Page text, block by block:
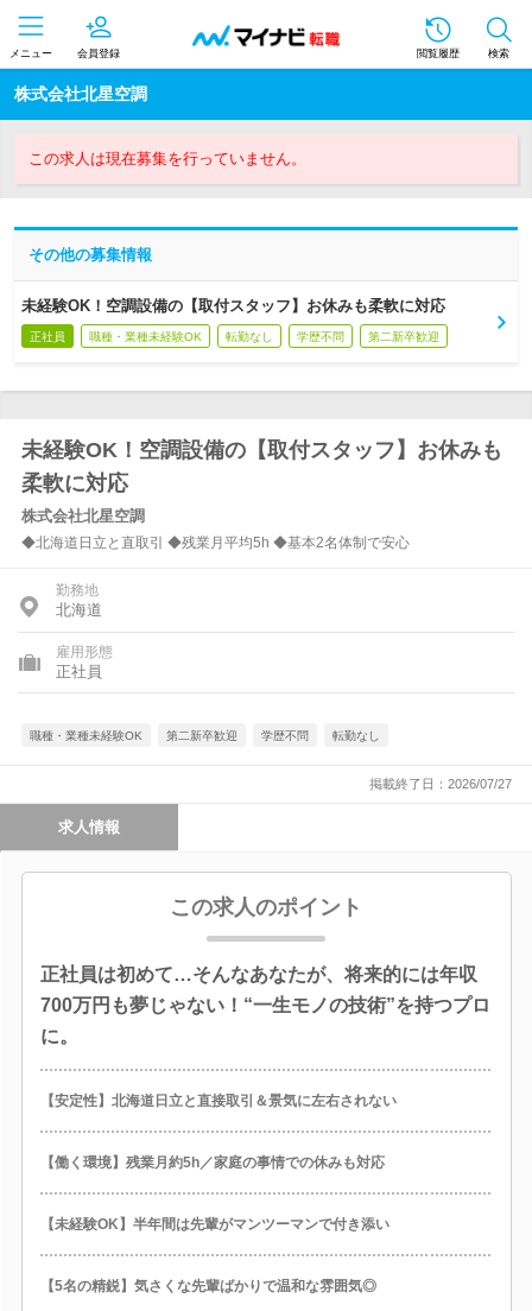
メニュー 会員登録 閲覧履歴 検索
株式会社北星空調
この求人は現在募集を行っていません。
その他の募集情報
未経験OK！空調設備の【取付スタッフ】お休みも柔軟に対応
正社員 職種・業種未経験OK 転勤なし 学歴不問 第二新卒歓迎
未経験OK！空調設備の【取付スタッフ】お休みも
柔軟に対応
株式会社北星空調
◆北海道日立と直取引 ◆残業月平均5h ◆基本2名体制で安心
勤務地
北海道
雇用形態
正社員
職種・業種未経験OK 第二新卒歓迎 学歴不問 転勤なし
掲載終了日：2026/07/27
求人情報
この求人のポイント
正社員は初めて…そんなあなたが、将来的には年収
700万円も夢じゃない！“一生モノの技術”を持つプロ
に。
【安定性】北海道日立と直接取引＆景気に左右されない
【働く環境】残業月約5h／家庭の事情での休みも対応
【未経験OK】半年間は先輩がマンツーマンで付き添い
【5名の精鋭】気さくな先輩ばかりで温和な雰囲気◎